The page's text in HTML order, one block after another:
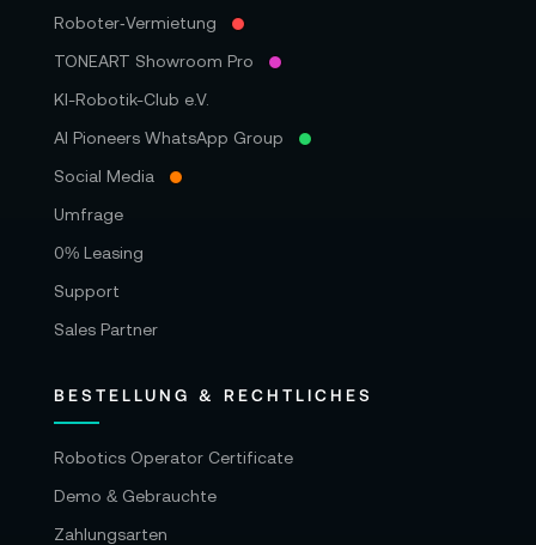
Roboter‑Vermietung
TONEART Showroom Pro
KI-Robotik-Club e.V.
AI Pioneers WhatsApp Group
Social Media
Umfrage
0% Leasing
Support
Sales Partner
BESTELLUNG & RECHTLICHES
Robotics Operator Certificate
Demo & Gebrauchte
Zahlungsarten